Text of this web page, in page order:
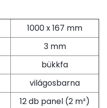
1000 x 167 mm
3 mm
bükkfa
világosbarna
12 db panel (2 m²)